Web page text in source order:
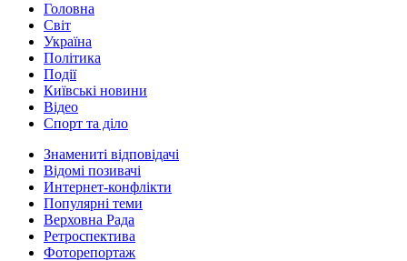
Головна
Світ
Україна
Політика
Події
Київські новини
Відео
Спорт та діло
Знамениті відповідачі
Відомі позивачі
Интернет-конфлікти
Популярні теми
Верховна Рада
Ретроспектива
Фоторепортаж